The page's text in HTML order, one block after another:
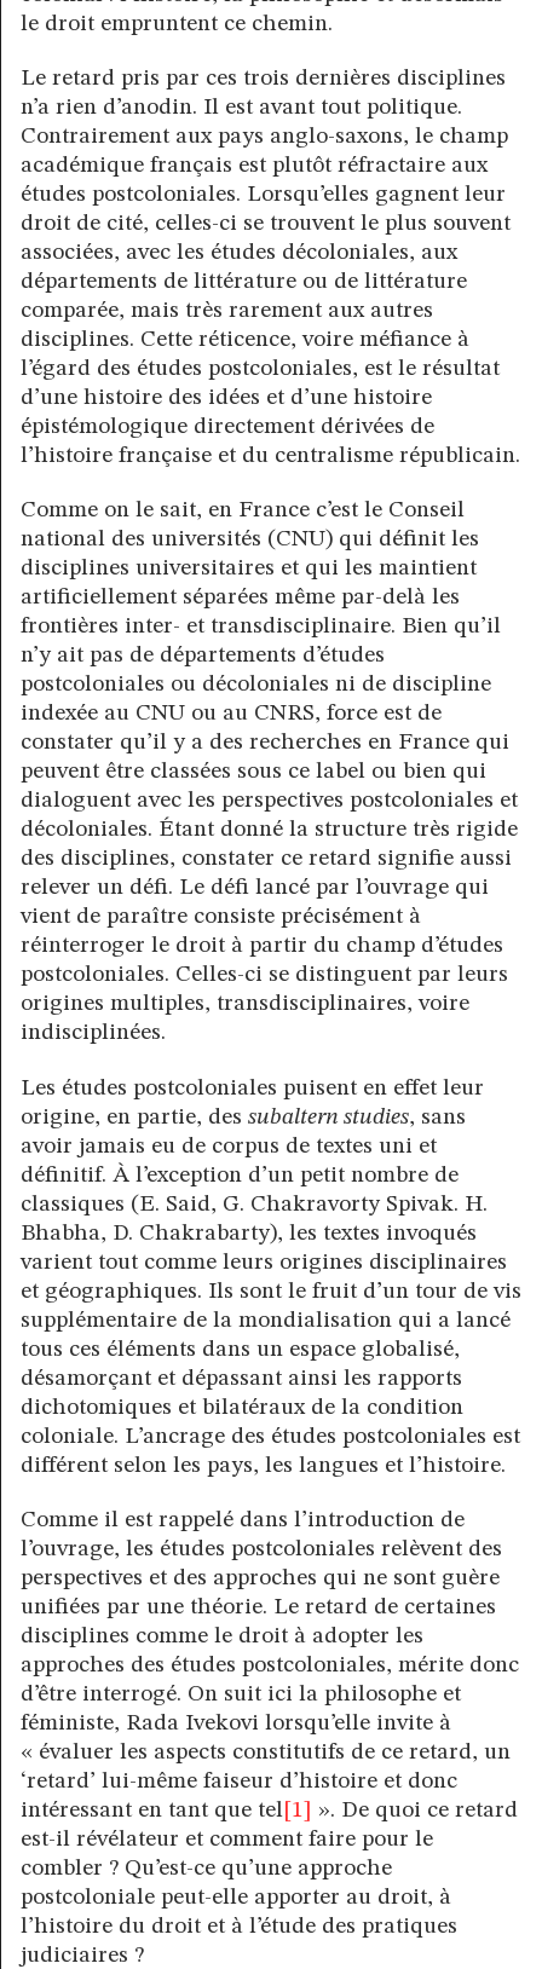
le droit empruntent ce chemin.
Le retard pris par ces trois dernières disciplines
n’a rien d’anodin. Il est avant tout politique.
Contrairement aux pays anglo-saxons, le champ
académique français est plutôt réfractaire aux
études postcoloniales. Lorsqu’elles gagnent leur
droit de cité, celles-ci se trouvent le plus souvent
associées, avec les études décoloniales, aux
départements de littérature ou de littérature
comparée, mais très rarement aux autres
disciplines. Cette réticence, voire méfiance à
l’égard des études postcoloniales, est le résultat
d’une histoire des idées et d’une histoire
épistémologique directement dérivées de
l’histoire française et du centralisme républicain.
Comme on le sait, en France c’est le Conseil
national des universités (CNU) qui définit les
disciplines universitaires et qui les maintient
artificiellement séparées même par-delà les
frontières inter- et transdisciplinaire. Bien qu’il
n’y ait pas de départements d’études
postcoloniales ou décoloniales ni de discipline
indexée au CNU ou au CNRS, force est de
constater qu’il y a des recherches en France qui
peuvent être classées sous ce label ou bien qui
dialoguent avec les perspectives postcoloniales et
décoloniales. Étant donné la structure très rigide
des disciplines, constater ce retard signifie aussi
relever un défi. Le défi lancé par l’ouvrage qui
vient de paraître consiste précisément à
réinterroger le droit à partir du champ d’études
postcoloniales. Celles-ci se distinguent par leurs
origines multiples, transdisciplinaires, voire
indisciplinées.
Les études postcoloniales puisent en effet leur
origine, en partie, des subaltern studies, sans
avoir jamais eu de corpus de textes uni et
définitif. À l’exception d’un petit nombre de
classiques (E. Said, G. Chakravorty Spivak. H.
Bhabha, D. Chakrabarty), les textes invoqués
varient tout comme leurs origines disciplinaires
et géographiques. Ils sont le fruit d’un tour de vis
supplémentaire de la mondialisation qui a lancé
tous ces éléments dans un espace globalisé,
désamorçant et dépassant ainsi les rapports
dichotomiques et bilatéraux de la condition
coloniale. L’ancrage des études postcoloniales est
différent selon les pays, les langues et l’histoire.
Comme il est rappelé dans l’introduction de
l’ouvrage, les études postcoloniales relèvent des
perspectives et des approches qui ne sont guère
unifiées par une théorie. Le retard de certaines
disciplines comme le droit à adopter les
approches des études postcoloniales, mérite donc
d’être interrogé. On suit ici la philosophe et
féministe, Rada Ivekovi lorsqu’elle invite à
« évaluer les aspects constitutifs de ce retard, un
‘retard’ lui-même faiseur d’histoire et donc
intéressant en tant que tel[1] ». De quoi ce retard
est-il révélateur et comment faire pour le
combler ? Qu’est-ce qu’une approche
postcoloniale peut-elle apporter au droit, à
l’histoire du droit et à l’étude des pratiques
judiciaires ?